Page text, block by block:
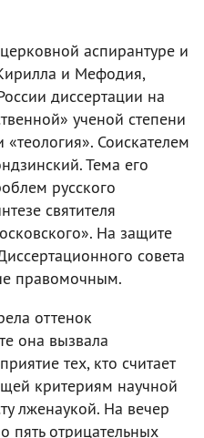
аспирантуре и
и Мефодия,
диссертации на
ученой степени
Соискателем
Тема его
русского
святителя
На защите
совета
правомочным.
оттенок
она вызвала
тех, кто считает
критериям научной
лженаукой. На вечер
пять отрицательных